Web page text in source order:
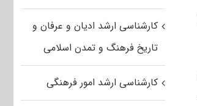
کارشناسی ارشد ادیان و عرفان و
تاریخ فرهنگ و تمدن اسلامی
کارشناسی ارشد امور فرهنگی